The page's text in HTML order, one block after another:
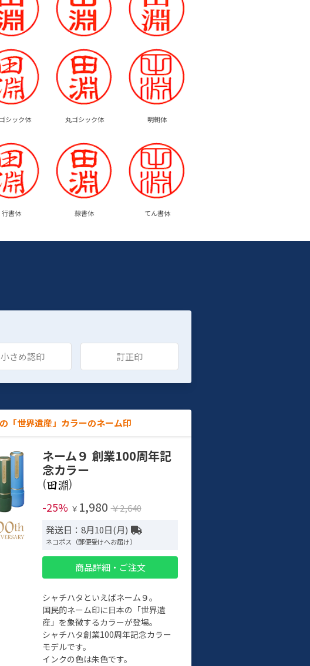
シック体 丸ゴシック体 明朝体
行書体 隷書体 てん書体
小さめ認印 訂正印
「世界遺産」カラーのネーム印
ネーム９ 創業100周年記
念カラー
(
)
-25% ￥ 1,980 ￥2,640
発送日：8月10日(月)
ネコポス（郵便受けへお届け）
商品詳細・ご注文
シャチハタといえばネーム９。
国民的ネーム印に日本の「世界遺
産」を象徴するカラーが登場。
シャチハタ創業100周年記念カラー
モデルです。
インクの色は朱色です。